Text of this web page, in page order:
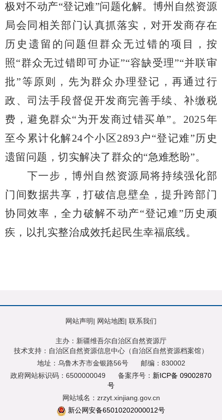
极对不动产“登记难”问题化解。博州自然资源
局会同相关部门认真抓落实，对开发商存在
历史遗留的问题但群众无过错的项目，按
照“群众无过错即可办证”“容缺受理”“并联审
批”等原则，先为群众办理登记，再通过行
政、司法手段督促开发商完善手续、补缴税
费，避免群众“为开发商过错买单”。 2025年
至今累计化解24个小区2893 户“登记难”历史
遗留问题，切实解决了群众的“急难愁盼”。
下一步，博州自然资源局将持续强化部
门间数据共享，打破信息壁垒，提升跨部门
协同效率，全力破解不动产“登记难”历史顽
疾，以扎实整治成效托起民生幸福底线。
网站声明| 网站地图| 联系我们
主办：新疆维吾尔自治区自然资源厅
技术支持：自治区自然资源信息中心（自治区自然资源档案馆）
地址：乌鲁木齐市金银路56号
邮编：830002
政府网站标识码：6500000049
备案序号： 新ICP备 09002870
号
网站域名：zrzyt.xinjiang.gov.cn
新公网安备65010202000012号